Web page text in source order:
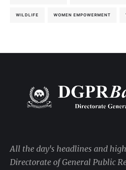
WILDLIFE WOMEN EMPOWERMENT
All the day's headlines and
Directorate of General Public